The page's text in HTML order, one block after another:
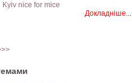
Kyiv nice for mice
Докладніше...